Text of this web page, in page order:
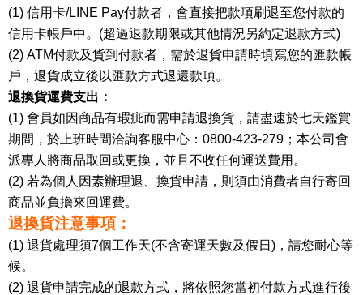
(1) 信用卡/LINE Pay付款者，會直接把款項刷退至您付款的
信用卡帳戶中。(超過退款期限或其他情況另約定退款方式)
(2) ATM付款及貨到付款者，需於退貨申請時填寫您的匯款帳
戶，退貨成立後以匯款方式退還款項。
退換貨運費支出：
(1) 會員如因商品有瑕疵而需申請退換貨，請盡速於七天鑑賞
期間，於上班時間洽詢客服中心：0800-423-279；本公司會
派專人將商品取回或更換，並且不收任何運送費用。
(2) 若為個人因素辦理退、換貨申請，則須由消費者自行寄回
商品並負擔來回運費。
退換貨注意事項：
(1) 退貨處理須7個工作天(不含寄運天數及假日)，請您耐心等
候。
(2) 退貨申請完成的退款方式，將依照您當初付款方式進行後